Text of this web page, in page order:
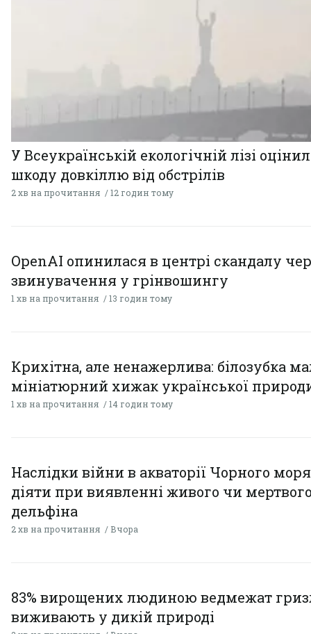
У Всеукраїнській екологічній лізі
шкоду довкіллю від обстрілів
2 хв на прочитання 12 годин тому
OpenAI опинилася в центрі скандалу
звинувачення у грінвошингу
1 хв на прочитання 13 годин тому
Крихітна, але ненажерлива: білозубка
мініатюрний хижак української
1 хв на прочитання 14 годин тому
Наслідки війни в акваторії Чорного
діяти при виявленні живого чи
дельфіна
2 хв на прочитання Вчора
83% вирощених людиною ведмежат
виживають у дикій природі